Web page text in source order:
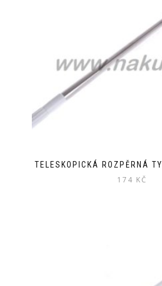
TELESKOPICKÁ ROZPĚRNÁ
174 KČ